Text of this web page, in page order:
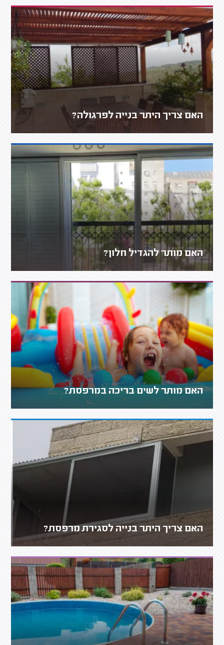
האם צריך היתר בנייה לפרגולה?
האם מותר להגדיל חלון?
האם מותר לשים בריכה במרפסת?
האם צריך היתר בנייה לסגירת מרפסת?